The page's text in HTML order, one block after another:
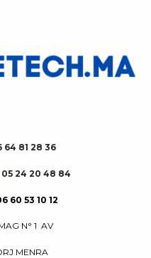
64 81 28 36
05 24 20 48 84
60 53 10 12
N° 1 AV
MENRA